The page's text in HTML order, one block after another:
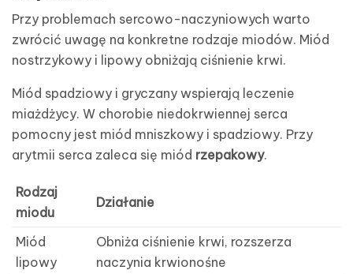
Przy problemach sercowo-naczyniowych warto
zwrócić uwagę na konkretne rodzaje miodów. Miód
nostrzykowy i lipowy obniżają ciśnienie krwi.
Miód spadziowy i gryczany wspierają leczenie
miażdżycy. W chorobie niedokrwiennej serca
pomocny jest miód mniszkowy i spadziowy. Przy
arytmii serca zaleca się miód rzepakowy.
Rodzaj
miodu
Działanie
Miód
lipowy
Obniża ciśnienie krwi, rozszerza
naczynia krwionośne